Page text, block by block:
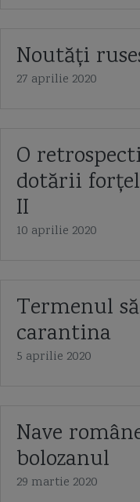
Noutăţi
27 aprilie 2020
O
dotării
II
10 aprilie 2020
Termenul
carantina
5 aprilie 2020
Nave
bolozanul
29 martie 2020